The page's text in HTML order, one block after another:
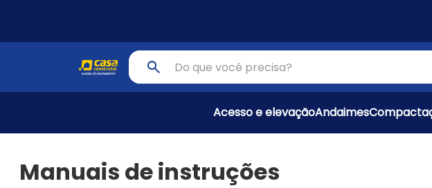
Buscar produtos
Acesso e elevaçãoAndaimes
Manuais de instruções